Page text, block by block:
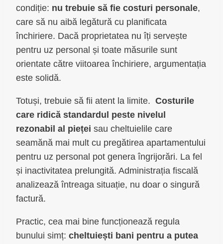
condiție: nu trebuie să fie costuri personale,
care să nu aibă legătură cu planificata
închiriere. Dacă proprietatea nu îți servește
pentru uz personal și toate măsurile sunt
orientate către viitoarea închiriere, argumentația
este solidă.
Totuși, trebuie să fii atent la limite. Costurile
care ridică standardul peste nivelul
rezonabil al pieței sau cheltuielile care
seamănă mai mult cu pregătirea apartamentului
pentru uz personal pot genera îngrijorări. La fel
și inactivitatea prelungită. Administrația fiscală
analizează întreaga situație, nu doar o singură
factură.
Practic, cea mai bine funcționează regula
bunului simț: cheltuiești bani pentru a putea